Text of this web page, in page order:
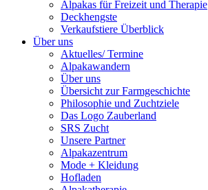
Alpakas für Freizeit und Therapie
Deckhengste
Verkaufstiere Überblick
Über uns
Aktuelles/ Termine
Alpakawandern
Über uns
Übersicht zur Farmgeschichte
Philosophie und Zuchtziele
Das Logo Zauberland
SRS Zucht
Unsere Partner
Alpakazentrum
Mode + Kleidung
Hofladen